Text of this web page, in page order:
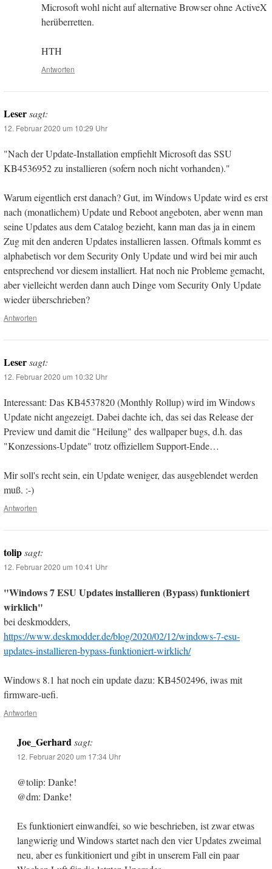
Microsoft wohl nicht auf alternative Browser ohne ActiveX
herüberretten.
HTH
Antworten
Lesersagt:
12. Februar 2020 um 10:29 Uhr
"Nach der Update-Installation empfiehlt Microsoft das SSU
KB4536952 zu installieren (sofern noch nicht vorhanden)."
Warum eigentlich erst danach? Gut, im Windows Update wird es erst
nach (monatlichem) Update und Reboot angeboten, aber wenn man
seine Updates aus dem Catalog bezieht, kann man das ja in einem
Zug mit den anderen Updates installieren lassen. Oftmals kommt es
alphabetisch vor dem Security Only Update und wird bei mir auch
entsprechend vor diesem installiert. Hat noch nie Probleme gemacht,
aber vielleicht werden dann auch Dinge vom Security Only Update
wieder überschrieben?
Antworten
Lesersagt:
12. Februar 2020 um 10:32 Uhr
Interessant: Das KB4537820 (Monthly Rollup) wird im Windows
Update nicht angezeigt. Dabei dachte ich, das sei das Release der
Preview und damit die "Heilung" des wallpaper bugs, d.h. das
"Konzessions-Update" trotz offiziellem Support-Ende…
Mir soll's recht sein, ein Update weniger, das ausgeblendet werden
muß. :-)
Antworten
tolipsagt:
12. Februar 2020 um 10:41 Uhr
"Windows 7 ESU Updates installieren (Bypass) funktioniert
wirklich"
bei deskmodders,
https://www.deskmodder.de/blog/2020/02/12/windows-7-esu-
updates-installieren-bypass-funktioniert-wirklich/
Windows 8.1 hat noch ein update dazu: KB4502496, iwas mit
firmware-uefi.
Antworten
Joe_Gerhard sagt:
12. Februar 2020 um 17:34 Uhr
@tolip: Danke!
@dm: Danke!
Es funktioniert einwandfei, so wie beschrieben, ist zwar etwas
langwierig und Windows startet nach den vier Updates zweimal
neu, aber es funkitioniert und gibt in unserem Fall ein paar